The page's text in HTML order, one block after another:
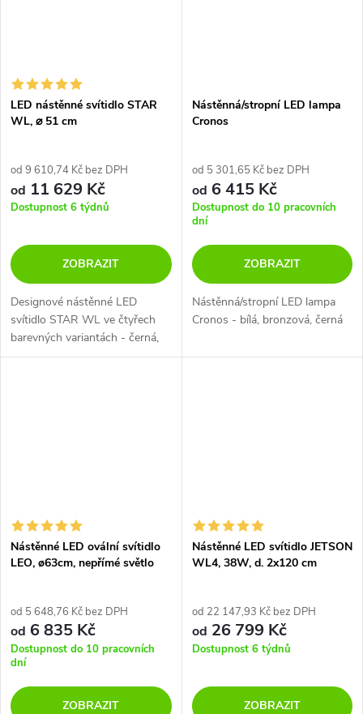
LED nástěnné svítidlo STAR
WL, ⌀ 51 cm
od 9 610,74 Kč bez DPH
od 11 629 Kč
Dostupnost 6 týdnů
ZOBRAZIT
Designové nástěnné LED
svítidlo STAR WL ve čtyřech
barevných variantách - černá,
bílá, šedá a zlatá.
Nástěnná/stropní LED lampa
Cronos
od 5 301,65 Kč bez DPH
od 6 415 Kč
Dostupnost do 10 pracovních
dní
ZOBRAZIT
Nástěnná/stropní LED lampa
Cronos - bílá, bronzová, černá
Nástěnné LED ovální svítidlo
LEO, ø63cm, nepřímé světlo
od 5 648,76 Kč bez DPH
od 6 835 Kč
Dostupnost do 10 pracovních
dní
ZOBRAZIT
Nástěnné LED svítidlo JETSON
WL4, 38W, d. 2x120 cm
od 22 147,93 Kč bez DPH
od 26 799 Kč
Dostupnost 6 týdnů
ZOBRAZIT